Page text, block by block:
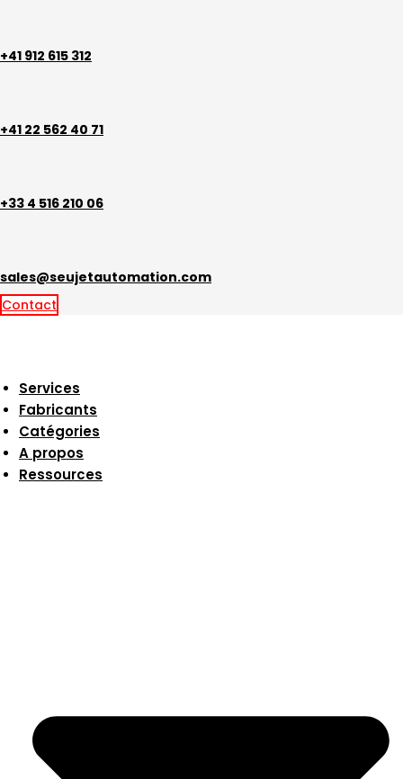
contenu
+41 912 615 312
+41 22 562 40 71
+33 4 516 210 06
sales@seujetautomation.com
Contact
Services
Fabricants
Catégories
A propos
Ressources